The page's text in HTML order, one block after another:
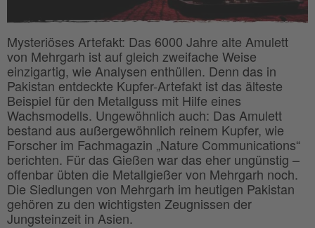
Mysteriöses Artefakt: Das 6000 Jahre alte Amulett
von Mehrgarh ist auf gleich zweifache Weise
einzigartig, wie Analysen enthüllen. Denn das in
Pakistan entdeckte Kupfer-Artefakt ist das älteste
Beispiel für den Metallguss mit Hilfe eines
Wachsmodells. Ungewöhnlich auch: Das Amulett
bestand aus außergewöhnlich reinem Kupfer, wie
Forscher im Fachmagazin „Nature Communications“
berichten. Für das Gießen war das eher ungünstig –
offenbar übten die Metallgießer von Mehrgarh noch.
Die Siedlungen von Mehrgarh im heutigen Pakistan
gehören zu den wichtigsten Zeugnissen der
Jungsteinzeit in Asien.